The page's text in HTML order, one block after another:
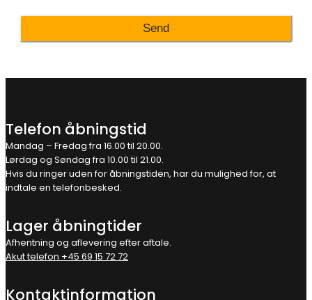
Telefon åbningstid
Mandag – Fredag fra 16.00 til 20.00.
Lørdag og Søndag fra 10.00 til 21.00.
Hvis du ringer uden for åbningstiden, har du mulighed for, at
indtale en telefonbesked.
Lager åbningtider
Afhentning og aflevering efter aftale.
Akut telefon +45 69 15 72 72
Kontaktinformation